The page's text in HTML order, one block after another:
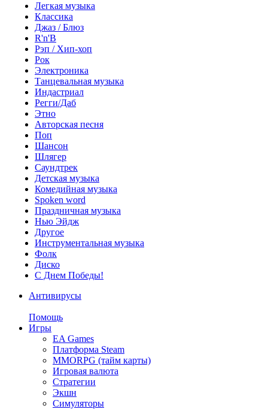
Легкая музыка
Классика
Джаз / Блюз
R'n'B
Рэп / Хип-хоп
Рок
Электроника
Танцевальная музыка
Индастриал
Регги/Даб
Этно
Авторская песня
Поп
Шансон
Шлягер
Саундтрек
Детская музыка
Комедийная музыка
Spoken word
Праздничная музыка
Нью Эйдж
Другое
Инструментальная музыка
Фолк
Диско
С Днем Победы!
Антивирусы
Помощь
Игры
EA Games
Платформа Steam
MMORPG (тайм карты)
Игровая валюта
Стратегии
Экшн
Симуляторы